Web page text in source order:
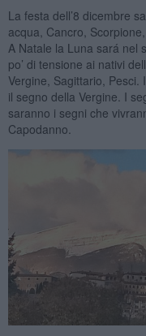
La festa dell’8 dicembre
acqua, Cancro,
A Natale la Luna sará nel
po’ di tensione ai nativi
Vergine, Sagittario,
il segno della Vergine. I
saranno i segni che
Capodanno.